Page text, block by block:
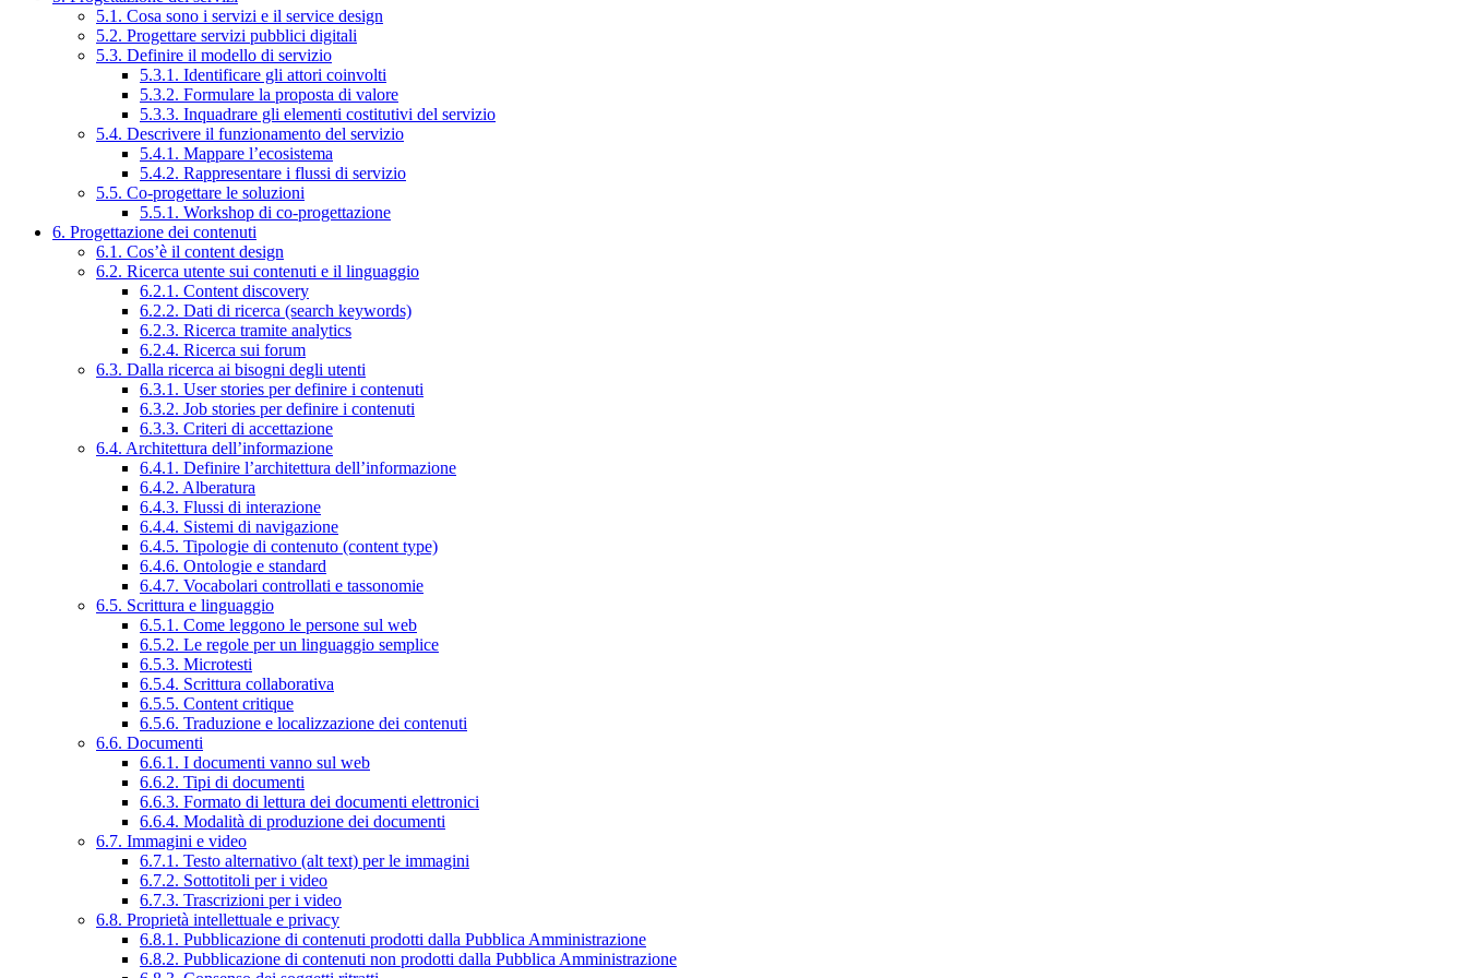
5.1. Cosa sono i servizi e il service design
5.2. Progettare servizi pubblici digitali
5.3. Definire il modello di servizio
5.3.1. Identificare gli attori coinvolti
5.3.2. Formulare la proposta di valore
5.3.3. Inquadrare gli elementi costitutivi del servizio
5.4. Descrivere il funzionamento del servizio
5.4.1. Mappare l’ecosistema
5.4.2. Rappresentare i flussi di servizio
5.5. Co-progettare le soluzioni
5.5.1. Workshop di co-progettazione
6. Progettazione dei contenuti
6.1. Cos’è il content design
6.2. Ricerca utente sui contenuti e il linguaggio
6.2.1. Content discovery
6.2.2. Dati di ricerca (search keywords)
6.2.3. Ricerca tramite analytics
6.2.4. Ricerca sui forum
6.3. Dalla ricerca ai bisogni degli utenti
6.3.1. User stories per definire i contenuti
6.3.2. Job stories per definire i contenuti
6.3.3. Criteri di accettazione
6.4. Architettura dell’informazione
6.4.1. Definire l’architettura dell’informazione
6.4.2. Alberatura
6.4.3. Flussi di interazione
6.4.4. Sistemi di navigazione
6.4.5. Tipologie di contenuto (content type)
6.4.6. Ontologie e standard
6.4.7. Vocabolari controllati e tassonomie
6.5. Scrittura e linguaggio
6.5.1. Come leggono le persone sul web
6.5.2. Le regole per un linguaggio semplice
6.5.3. Microtesti
6.5.4. Scrittura collaborativa
6.5.5. Content critique
6.5.6. Traduzione e localizzazione dei contenuti
6.6. Documenti
6.6.1. I documenti vanno sul web
6.6.2. Tipi di documenti
6.6.3. Formato di lettura dei documenti elettronici
6.6.4. Modalità di produzione dei documenti
6.7. Immagini e video
6.7.1. Testo alternativo (alt text) per le immagini
6.7.2. Sottotitoli per i video
6.7.3. Trascrizioni per i video
6.8. Proprietà intellettuale e privacy
6.8.1. Pubblicazione di contenuti prodotti dalla Pubblica Amministrazione
6.8.2. Pubblicazione di contenuti non prodotti dalla Pubblica Amministrazione